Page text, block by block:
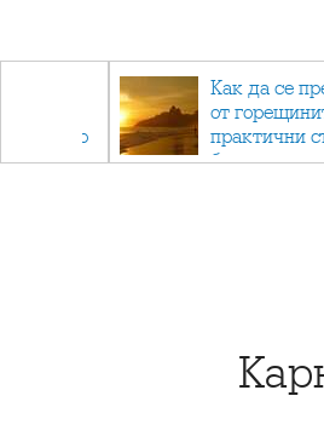
отново
Как да се
от
практични
безопасно